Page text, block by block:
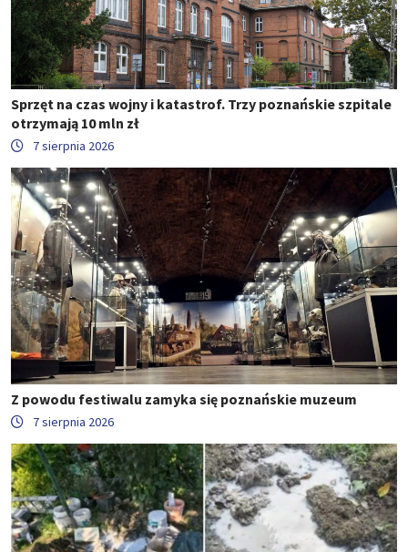
Sprzęt na czas wojny i katastrof. Trzy poznańskie szpitale
otrzymają 10 mln zł
7 sierpnia 2026
Z powodu festiwalu zamyka się poznańskie muzeum
7 sierpnia 2026